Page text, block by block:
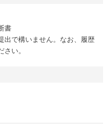
書
出で構いません。なお、履歴
い。